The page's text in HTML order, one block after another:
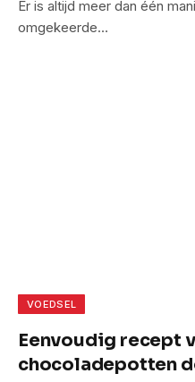
Er is altijd meer dan één
omgekeerde…
VOEDSEL
Eenvoudig recept
chocoladepotten